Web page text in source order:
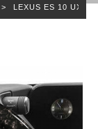
> LEXUS ES 10 UX 10